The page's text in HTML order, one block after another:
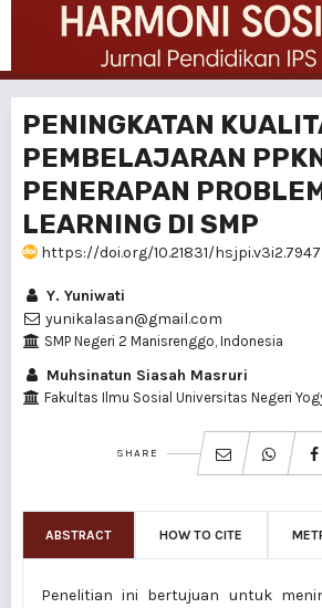
PENINGKATAN
PEMBELAJARAN
PENERAPAN
LEARNING DI SMP
https://doi.org/10.21831/hsjpi.v3i2.7947
Y. Yuniwati
yunikalasan@gmail.com
SMP Negeri 2 Manisrenggo, Indonesia
Muhsinatun Siasah Masruri
Fakultas Ilmu Sosial Universitas Negeri
SHARE
ABSTRACT HOW TO CITE
Penelitian ini bertujuan untuk